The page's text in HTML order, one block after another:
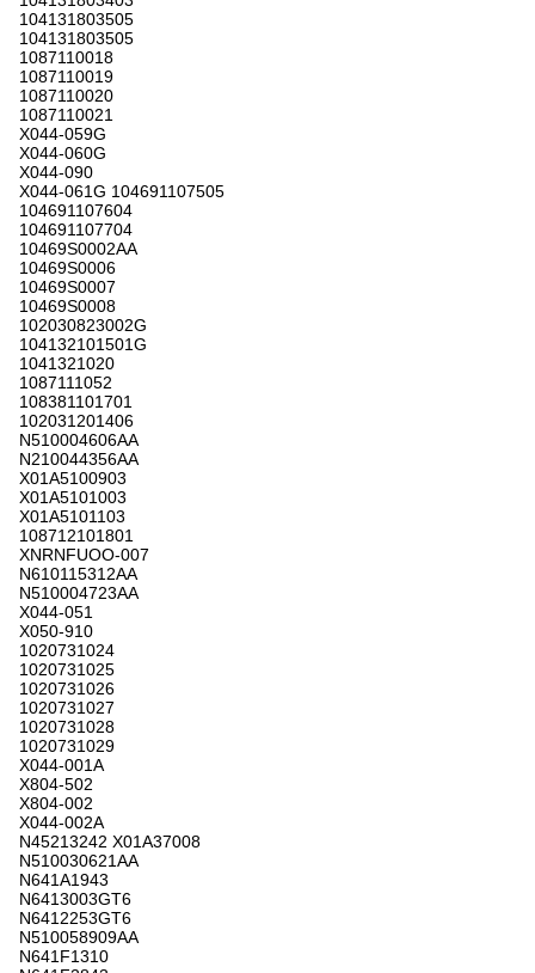
104131803505
104131803505
1087110018
1087110019
1087110020
1087110021
X044-059G
X044-060G
X044-090
X044-061G 104691107505
104691107604
104691107704
10469S0002AA
10469S0006
10469S0007
10469S0008
102030823002G
104132101501G
1041321020
1087111052
108381101701
102031201406
N510004606AA
N210044356AA
X01A5100903
X01A5101003
X01A5101103
108712101801
XNRNFUOO-007
N610115312AA
N510004723AA
X044-051
X050-910
1020731024
1020731025
1020731026
1020731027
1020731028
1020731029
X044-001A
X804-502
X804-002
X044-002A
N45213242 X01A37008
N510030621AA
N641A1943
N6413003GT6
N6412253GT6
N510058909AA
N641F1310